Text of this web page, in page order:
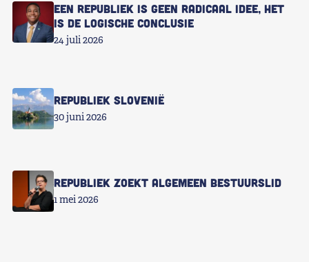
Een republiek is geen radicaal idee, het
is de logische conclusie
24 juli 2026
Republiek Slovenië
30 juni 2026
Republiek zoekt Algemeen Bestuurslid
1 mei 2026